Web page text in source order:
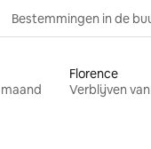
Bestemmingen in de
Florence
Verblijven